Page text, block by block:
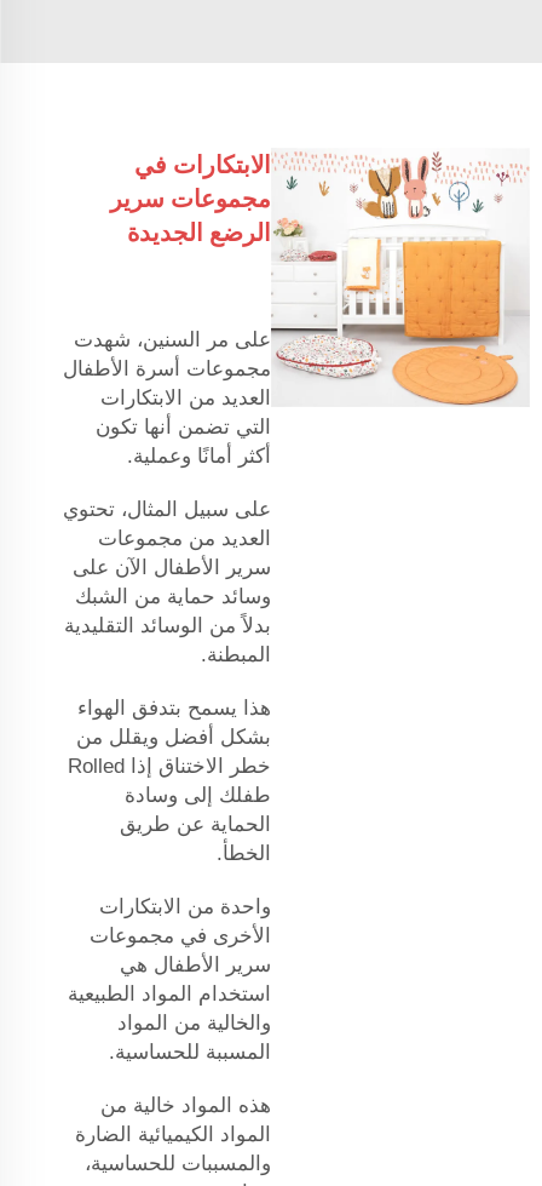
الابتكارات في
مجموعات سرير
الرضع الجديدة
على مر السنين، شهدت
مجموعات أسرة الأطفال
العديد من الابتكارات
التي تضمن أنها تكون
أكثر أمانًا وعملية.
على سبيل المثال، تحتوي
العديد من مجموعات
سرير الأطفال الآن على
وسائد حماية من الشبك
بدلاً من الوسائد التقليدية
المبطنة.
هذا يسمح بتدفق الهواء
بشكل أفضل ويقلل من
خطر الاختناق إذا Rolled
طفلك إلى وسادة
الحماية عن طريق
الخطأ.
واحدة من الابتكارات
الأخرى في مجموعات
سرير الأطفال هي
استخدام المواد الطبيعية
والخالية من المواد
المسببة للحساسية.
هذه المواد خالية من
المواد الكيميائية الضارة
والمسببات للحساسية،